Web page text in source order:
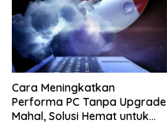
Cara Meningkatkan
Performa PC Tanpa Upgrade
Mahal, Solusi Hemat untuk